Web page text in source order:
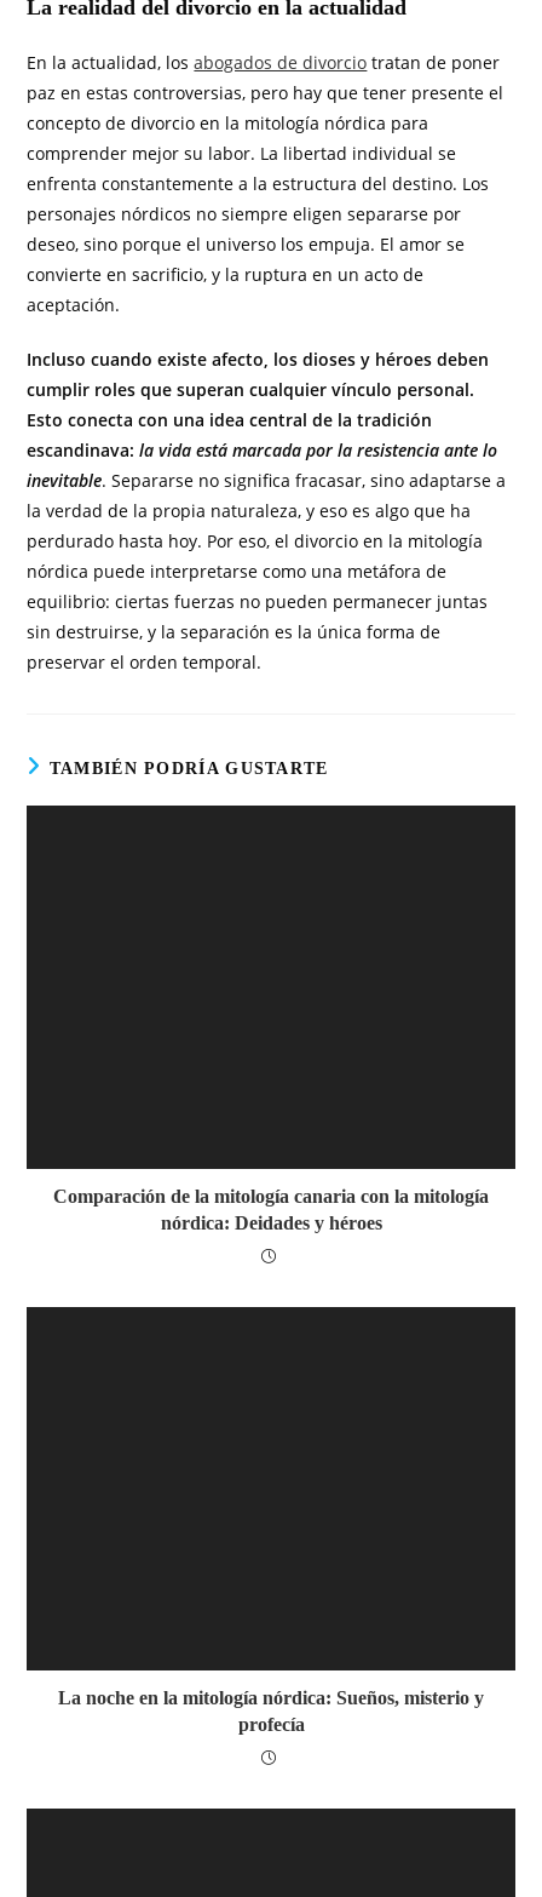
La realidad del divorcio en la actualidad
En la actualidad, losabogados de divorcio tratan de poner
paz en estas controversias, pero hay que tener presente el
concepto de divorcio en la mitología nórdica para
comprender mejor su labor. La libertad individual se
enfrenta constantemente a la estructura del destino. Los
personajes nórdicos no siempre eligen separarse por
deseo, sino porque el universo los empuja. El amor se
convierte en sacrificio, y la ruptura en un acto de
aceptación.
Incluso cuando existe afecto, los dioses y héroes deben
cumplir roles que superan cualquier vínculo personal.
Esto conecta con una idea central de la tradición
escandinava:la vida está marcada por la resistencia ante lo
inevitable. Separarse no significa fracasar, sino adaptarse a
la verdad de la propia naturaleza, y eso es algo que ha
perdurado hasta hoy. Por eso, el divorcio en la mitología
nórdica puede interpretarse como una metáfora de
equilibrio: ciertas fuerzas no pueden permanecer juntas
sin destruirse, y la separación es la única forma de
preservar el orden temporal.
TAMBIÉN PODRÍA GUSTARTE
Comparación de la mitología canaria con la mitología
nórdica: Deidades y héroes
La noche en la mitología nórdica: Sueños, misterio y
profecía